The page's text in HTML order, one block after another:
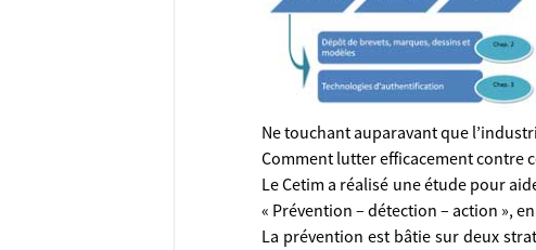
Ne touchant auparavant que
Comment lutter efficacement contre
Le Cetim a réalisé une étude pour
« Prévention – détection – action »,
La prévention est bâtie sur deux